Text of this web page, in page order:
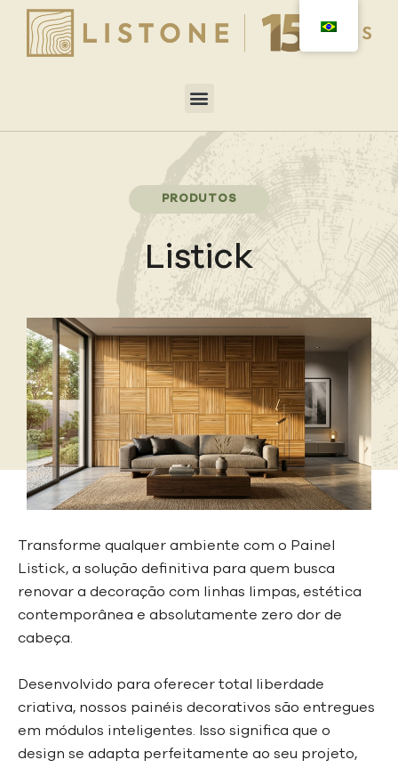
PRODUTOS
Listick
Transforme qualquer ambiente com o Painel
Listick, a solução definitiva para quem busca
renovar a decoração com linhas limpas, estética
contemporânea e absolutamente zero dor de
cabeça.
Desenvolvido para oferecer total liberdade
criativa, nossos painéis decorativos são entregues
em módulos inteligentes. Isso significa que o
design se adapta perfeitamente ao seu projeto,